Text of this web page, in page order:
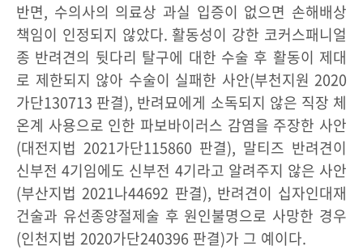
반면, 수의사의 의료상 과실 입증이 없으면 손해배상
책임이 인정되지 않았다. 활동성이 강한 코커스패니얼
종 반려견의 뒷다리 탈구에 대한 수술 후 활동이 제대
로 제한되지 않아 수술이 실패한 사안(부천지원 2020
가단130713 판결), 반려묘에게 소독되지 않은 직장 체
온계 사용으로 인한 파보바이러스 감염을 주장한 사안
(대전지법 2021가단115860 판결), 말티즈 반려견이
신부전 4기임에도 신부전 4기라고 알려주지 않은 사안
(부산지법 2021나44692 판결), 반려견이 십자인대재
건술과 유선종양절제술 후 원인불명으로 사망한 경우
(인천지법 2020가단240396 판결)가 그 예이다.